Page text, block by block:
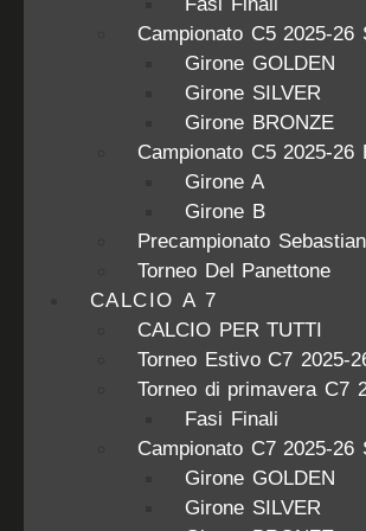
Campionato C5 2025-26
Girone GOLDEN
Girone SILVER
Girone BRONZE
Campionato C5 2025-26
Girone A
Girone B
Precampionato
Torneo Del Panettone
CALCIO A 7
CALCIO PER TUTTI
Torneo Estivo C7 2025-
Torneo di primavera C7
Fasi Finali
Campionato C7 2025-26
Girone GOLDEN
Girone SILVER